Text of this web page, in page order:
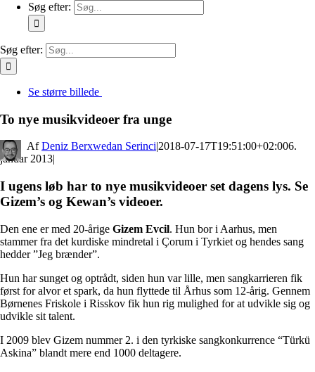
Søg efter:
Søg efter:
Se større billede
To nye musikvideoer fra unge
By Deniz Berxwedan Serinci|2018-07-17T19:51:00+02:006.
januar 2013|
I ugens løb har to nye musikvideoer set dagens lys. Se
Gizem’s og Kewan’s videoer.
Den ene er med 20-årige Gizem Evcil. Hun bor i Aarhus, men
stammer fra det kurdiske mindretal i Çorum i Tyrkiet og hendes sang
hedder ”Jeg brænder”.
Hun har sunget og optrådt, siden hun var lille, men sangkarrieren fik
først for alvor et spark, da hun flyttede til Århus som 12-årig. Gennem
Børnenes Friskole i Risskov fik hun rig mulighed for at udvikle sig og
udvikle sit talent.
I 2009 blev Gizem nummer 2. i den tyrkiske sangkonkurrence “Türkü
Askina” blandt mere end 1000 deltagere.